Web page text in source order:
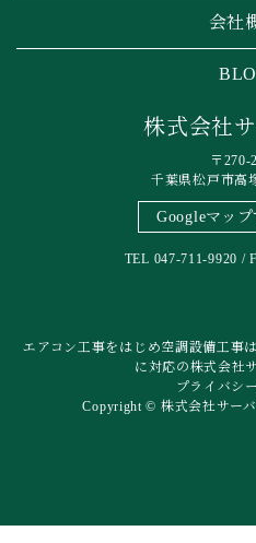
会社
株式会社
〒270-
千葉県松戸市高
Googleマッ
TEL 047-711-9920 /
エアコン工事をはじめ空調設備工事
に対応の株式会社
プライバシ
Copyright © 株式会社サー